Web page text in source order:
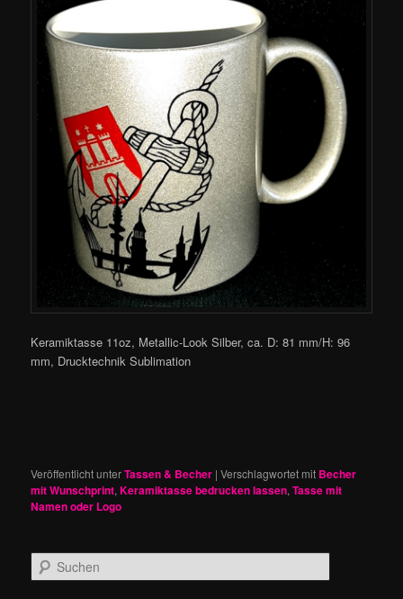
Keramiktasse 11oz, Metallic-Look Silber, ca. D: 81 mm/H: 96
mm, Drucktechnik Sublimation
Veröffentlicht unterTassen & Becher |Verschlagwortet mit Becher
mit Wunschprint,Keramiktasse bedrucken lassen,Tasse mit
Namen oder Logo
u